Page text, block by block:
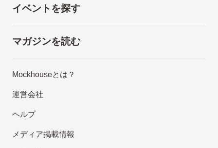
イベントを探す
マガジンを読む
Mockhouseとは？
運営会社
ヘルプ
メディア掲載情報